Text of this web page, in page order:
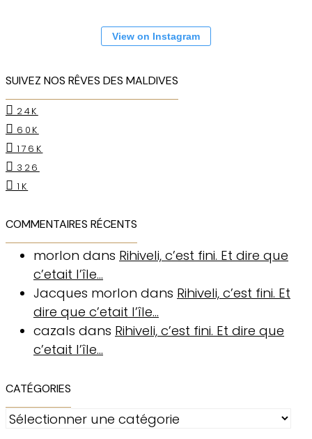
View on Instagram
SUIVEZ NOS RÊVES DES MALDIVES
24K
60K
176K
326
1K
COMMENTAIRES RÉCENTS
morlon dans Rihiveli, c’est fini. Et dire que
c’etait l’île…
Jacques morlon dans Rihiveli, c’est fini. Et
dire que c’etait l’île…
cazals dans Rihiveli, c’est fini. Et dire que
c’etait l’île…
CATÉGORIES
Catégories